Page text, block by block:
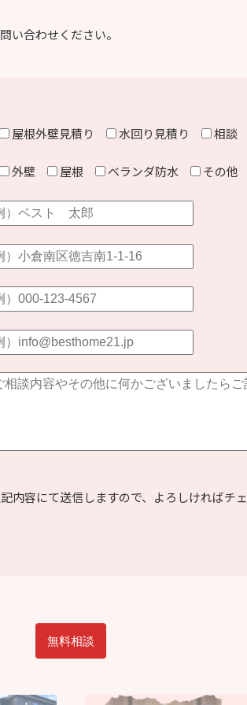
い合わせください。
屋根外壁見積り 水回り見積り 相談
外壁 屋根 ベランダ防水 その他
内容にて送信しますので、よろしければチ